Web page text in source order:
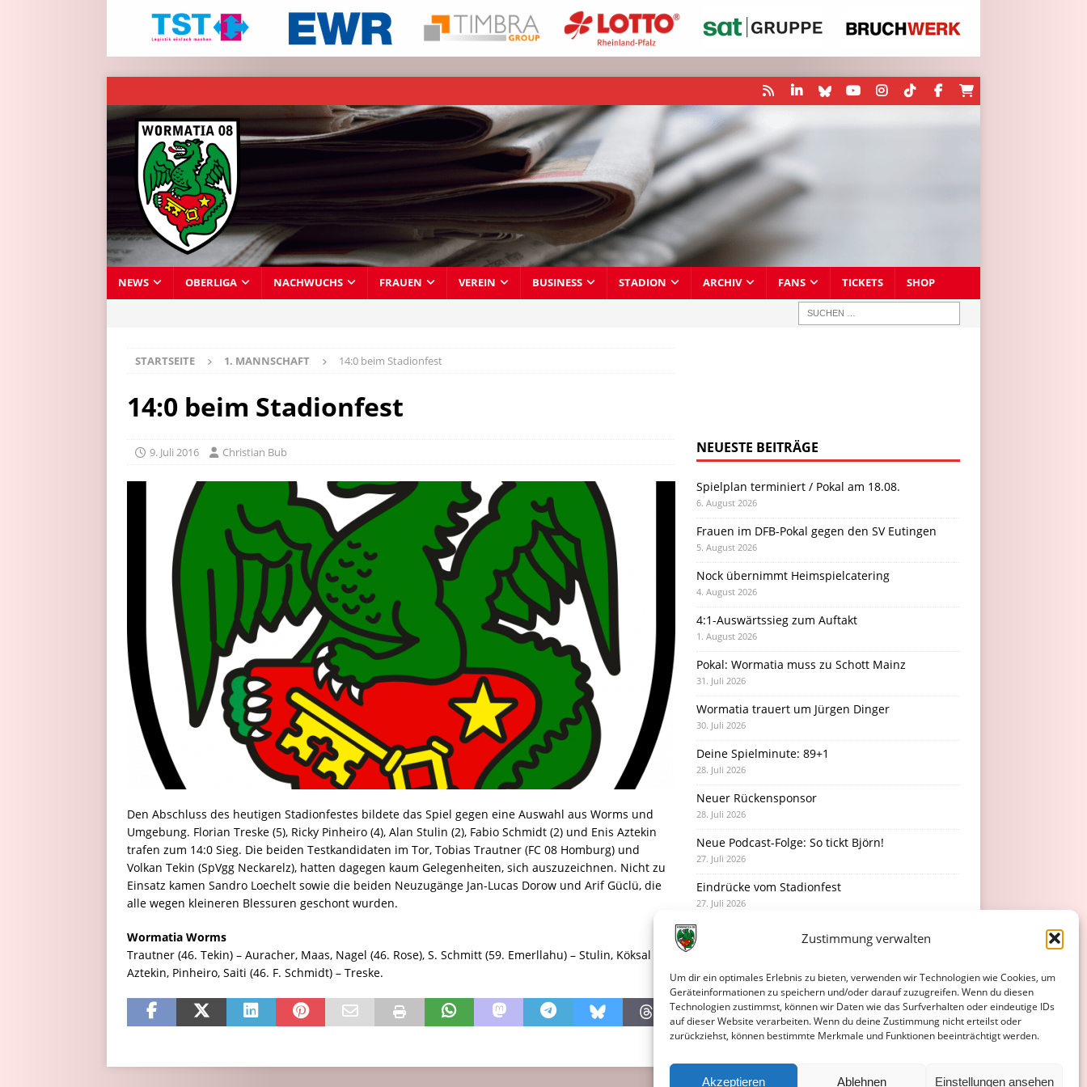
Zustimmung verwalten
Um dir ein optimales Erlebnis zu bieten, verwenden wir Technologien wie Cookies, um
Geräteinformationen zu speichern und/oder darauf zuzugreifen. Wenn du diesen
Technologien zustimmst, können wir Daten wie das Surfverhalten oder eindeutige IDs
auf dieser Website verarbeiten. Wenn du deine Zustimmung nicht erteilst oder
zurückziehst, können bestimmte Merkmale und Funktionen beeinträchtigt werden.
Akzeptieren Ablehnen Einstellungen ansehen
NEWS OBERLIGA NACHWUCHS FRAUEN VEREIN BUSINESS STADION ARCHIV FANS TICKETS SHOP
STARTSEITE 1. MANNSCHAFT 14:0 beim Stadionfest
14:0 beim Stadionfest
9. Juli 2016 Christian Bub
Den Abschluss des heutigen Stadionfestes bildete das Spiel gegen eine Auswahl aus Worms und
Umgebung. Florian Treske (5), Ricky Pinheiro (4), Alan Stulin (2), Fabio Schmidt (2) und Enis Aztekin
trafen zum 14:0 Sieg. Die beiden Testkandidaten im Tor, Tobias Trautner (FC 08 Homburg) und
Volkan Tekin (SpVgg Neckarelz), hatten dagegen kaum Gelegenheiten, sich auszuzeichnen. Nicht zu
Einsatz kamen Sandro Loechelt sowie die beiden Neuzugänge Jan-Lucas Dorow und Arif Güclü, die
alle wegen kleineren Blessuren geschont wurden.
Wormatia Worms
Trautner (46. Tekin) – Auracher, Maas, Nagel (46. Rose), S. Schmitt (59. Emerllahu) – Stulin, Köksal –
Aztekin, Pinheiro, Saiti (46. F. Schmidt) – Treske.
NEUESTE BEITRÄGE
Spielplan terminiert / Pokal am 18.08.
6. August 2026
Frauen im DFB-Pokal gegen den SV Eutingen
5. August 2026
Nock übernimmt Heimspielcatering
4. August 2026
4:1-Auswärtssieg zum Auftakt
1. August 2026
Pokal: Wormatia muss zu Schott Mainz
31. Juli 2026
Wormatia trauert um Jürgen Dinger
30. Juli 2026
Deine Spielminute: 89+1
28. Juli 2026
Neuer Rückensponsor
28. Juli 2026
Neue Podcast-Folge: So tickt Björn!
27. Juli 2026
Eindrücke vom Stadionfest
27. Juli 2026